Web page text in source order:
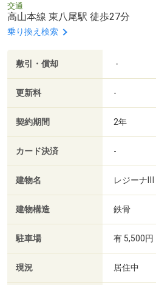
交通
高山本線 東八尾駅 徒歩27分
乗り換え検索
敷引・償却 -
更新料 -
契約期間 2年
カード決済 -
建物名 レジーナⅢ
建物構造 鉄骨
駐車場 有 5,500円
現況 居住中